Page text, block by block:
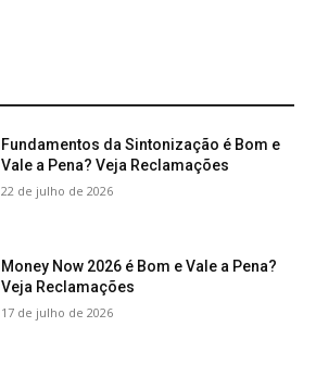
Fundamentos da Sintonização é Bom e
Vale a Pena? Veja Reclamações
22 de julho de 2026
Money Now 2026 é Bom e Vale a Pena?
Veja Reclamações
17 de julho de 2026